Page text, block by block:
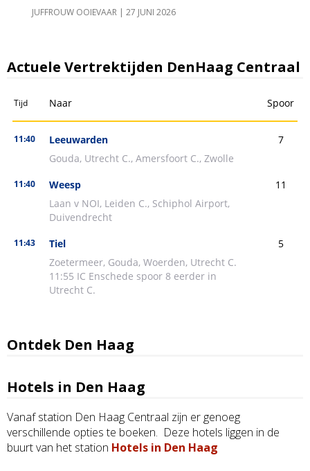
JUFFROUW OOIEVAAR 27 JUNI 2026
Actuele Vertrektijden DenHaag Centraal
Ontdek Den Haag
Hotels in Den Haag
Vanaf station Den Haag Centraal zijn er genoeg
verschillende opties te boeken. Deze hotels liggen in de
buurt van het station Hotels in Den Haag